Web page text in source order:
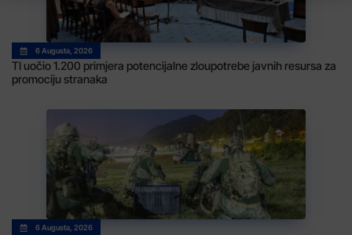
6 Augusta, 2026
TI uočio 1.200 primjera potencijalne zloupotrebe javnih resursa za
promociju stranaka
6 Augusta, 2026